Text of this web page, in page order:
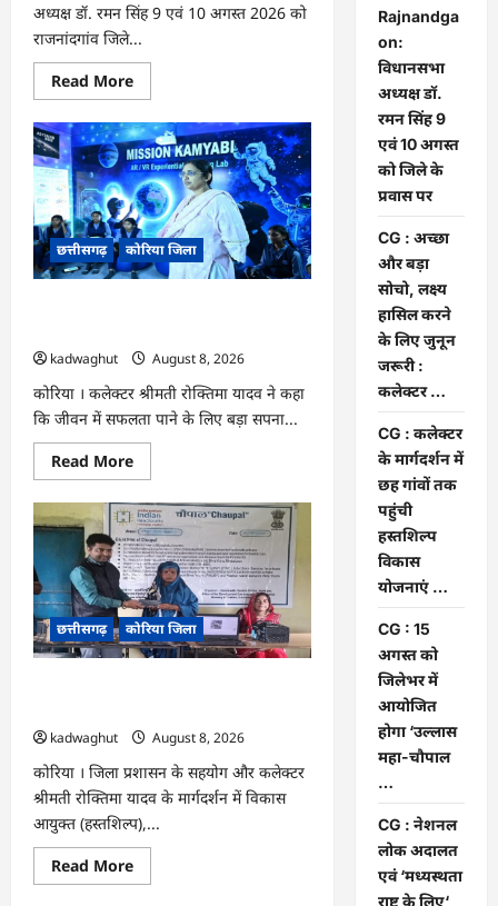
अध्यक्ष डॉ. रमन सिंह 9 एवं 10 अगस्त 2026 को
राजनांदगांव जिले...
Read MoreRead
more
Rajnandgaon:
विधानसभा
अध्यक्ष
डॉ.
रमन
सिंह
9
एवं
10
अगस्त
को
छत्तीसगढ़ कोरिया जिला
kadwaghut
August 8, 2026
कोरिया । कलेक्टर श्रीमती रोक्तिमा यादव ने कहा
कि जीवन में सफलता पाने के लिए बड़ा सपना...
Read MoreRead
more
CG
:
अच्छा
और
बड़ा
सोचो,
लक्ष्य
हासिल
करने
के
लिए
…
छत्तीसगढ़ कोरिया जिला
kadwaghut
August 8, 2026
कोरिया । जिला प्रशासन के सहयोग और कलेक्टर
श्रीमती रोक्तिमा यादव के मार्गदर्शन में विकास
आयुक्त (हस्तशिल्प),...
Read MoreRead
more
Rajnandga
on:
विधानसभा
अध्यक्ष डॉ.
रमन सिंह 9
एवं 10 अगस्त
को जिले के
प्रवास पर
CG : अच्छा
और बड़ा
सोचो, लक्ष्य
हासिल करने
के लिए जुनून
जरूरी :
कलेक्टर …
CG : कलेक्टर
के मार्गदर्शन में
छह गांवों तक
पहुंची
हस्तशिल्प
विकास
योजनाएं …
CG : 15
अगस्त को
जिलेभर में
आयोजित
होगा ‘उल्लास
महा-चौपाल
…
CG : नेशनल
लोक अदालत
एवं ‘मध्यस्थता
राष्ट्र के लिए‘